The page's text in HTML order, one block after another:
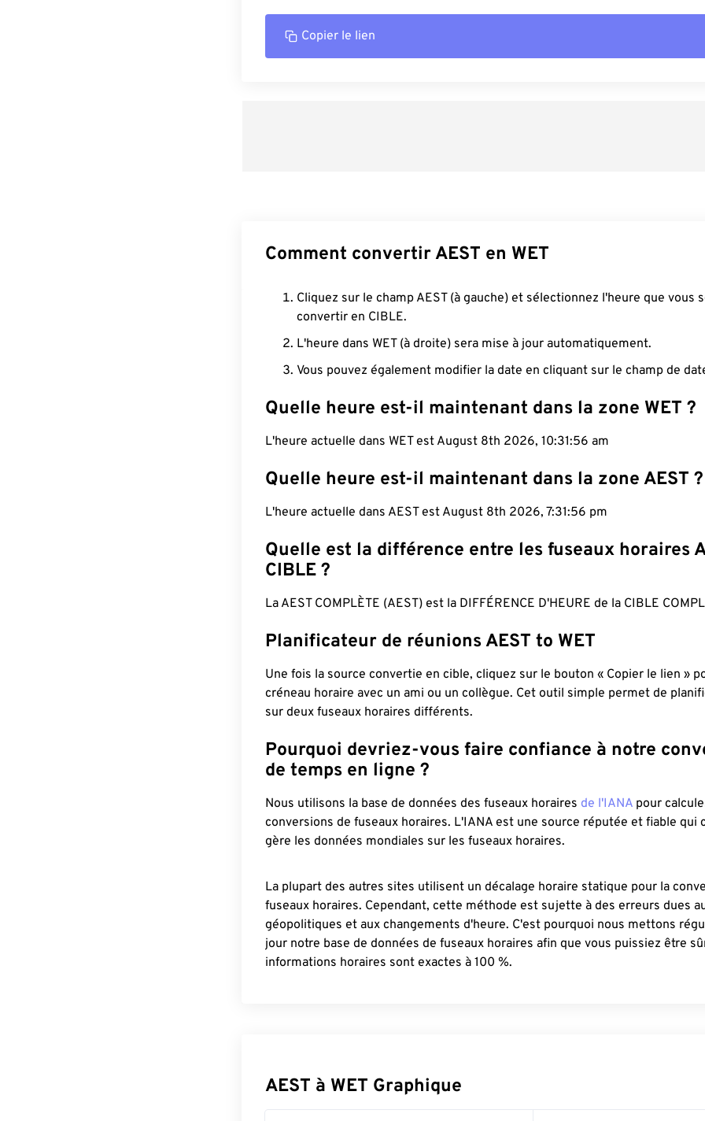
Copier le lien
Comment convertir AEST en WET
Cliquez sur le champ AEST (à gauche) et sélectionnez l'heure que vous
convertir en CIBLE.
L'heure dans WET (à droite) sera mise à jour automatiquement.
Vous pouvez également modifier la date en cliquant sur le champ de
Quelle heure est-il maintenant dans la zone WET ?
L'heure actuelle dans WET est August 8th 2026, 10:31:57 am
Quelle heure est-il maintenant dans la zone AEST ?
L'heure actuelle dans AEST est August 8th 2026, 7:31:57 pm
Quelle est la différence entre les fuseaux horaires
CIBLE ?
La AEST COMPLÈTE (AEST) est la DIFFÉRENCE D'HEURE de la CIBLE
Planificateur de réunions AEST to WET
Une fois la source convertie en cible, cliquez sur le bouton « Copier le lien »
créneau horaire avec un ami ou un collègue. Cet outil simple permet de
sur deux fuseaux horaires différents.
Pourquoi devriez-vous faire confiance à notre
de temps en ligne ?
Nous utilisons la base de données des fuseaux horaires de l'IANA pour
conversions de fuseaux horaires. L'IANA est une source réputée et fiable qui
gère les données mondiales sur les fuseaux horaires.
La plupart des autres sites utilisent un décalage horaire statique pour la
fuseaux horaires. Cependant, cette méthode est sujette à des erreurs dues
géopolitiques et aux changements d'heure. C'est pourquoi nous mettons
jour notre base de données de fuseaux horaires afin que vous puissiez être
informations horaires sont exactes à 100 %.
AEST à WET Graphique